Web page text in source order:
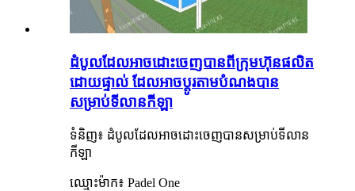
ដំបូលដែលអាចដោះចេញបានពីក្រុមហ៊ុនផលិត
ដោយផ្ទាល់ ដែលអាចប្ដូរតាមបំណងបាន
សម្រាប់ទីលានកីឡា
ទំនិញ៖ ដំបូលដែលអាចដោះចេញបានសម្រាប់ទីលាន
កីឡា
ឈ្មោះម៉ាក៖ Padel One